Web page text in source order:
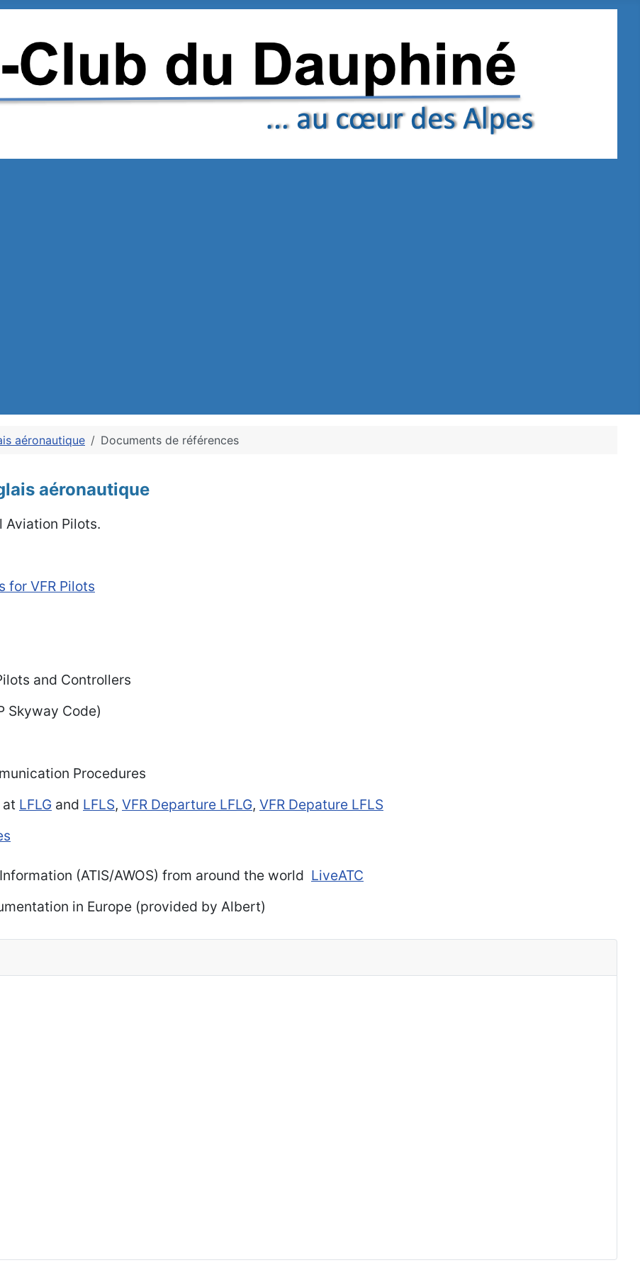
aéronautique Documents de références
aéronautique
Aviation Pilots.
for VFR Pilots
and Controllers
Skyway Code)
Procedures
LFLG and LFLS, VFR Departure LFLG, VFR Depature LFLS
(ATIS/AWOS) from around the world LiveATC
in Europe (provided by Albert)